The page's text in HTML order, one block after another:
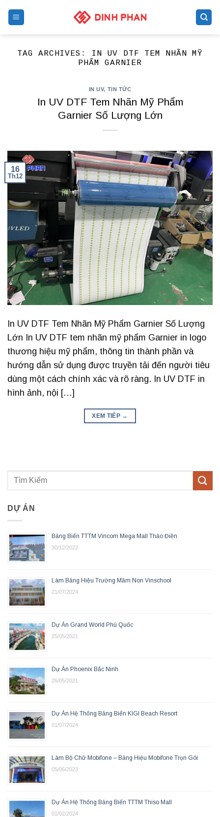
TAG ARCHIVES:
IN UV DTF TEM NHÃN MỸ
PHẨM GARNIER
IN UV, TIN TỨC
In UV DTF Tem Nhãn Mỹ Phẩm
Garnier Số Lượng Lớn
16
Th12
In UV DTF Tem Nhãn Mỹ Phẩm Garnier Số Lượng
Lớn In UV DTF tem nhãn mỹ phẩm Garnier in logo
thương hiệu mỹ phẩm, thông tin thành phần và
hướng dẫn sử dụng được truyền tải đến người tiêu
dùng một cách chính xác và rõ ràng. In UV DTF in
hình ảnh, nội […]
XEM TIẾP →
DỰ ÁN
Bảng Biển TTTM Vincom Mega Mall Thảo Điền
30/12/2022
Làm Bảng Hiệu Trường Mầm Non Vinschool
21/07/2024
Dự Án Grand World Phú Quốc
25/05/2021
Dự Án Phoenix Bắc Ninh
26/05/2021
Dự Án Hệ Thống Bảng Biển KIGI Beach Resort
01/07/2024
Làm Bộ Chữ Mobifone – Bảng Hiệu Mobifone Trọn Gói
05/06/2023
Dự Án Hệ Thống Bảng Biển TTTM Thiso Mall
01/02/2024